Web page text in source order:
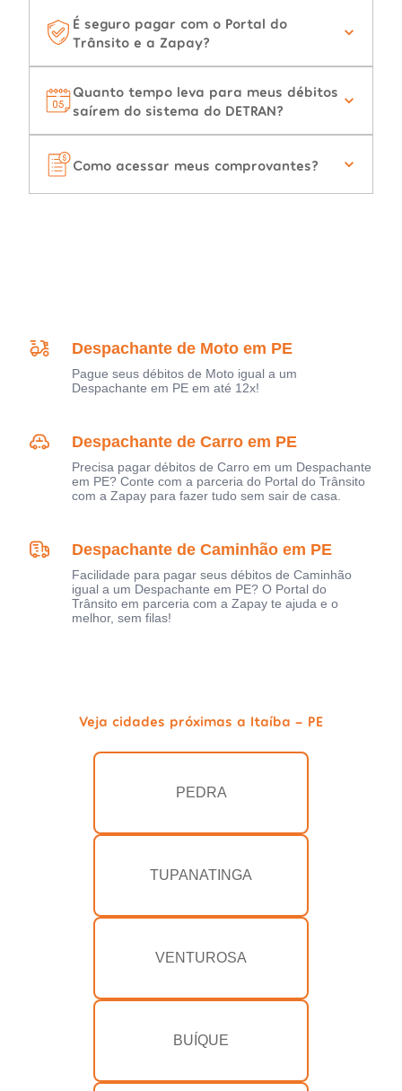
É seguro pagar com o Portal do
Trânsito e a Zapay?
Quanto tempo leva para meus débitos
saírem do sistema do DETRAN?
Como acessar meus comprovantes?
Despachante de Moto em PE
Pague seus débitos de Moto igual a um
Despachante em PE em até 12x!
Despachante de Carro em PE
Precisa pagar débitos de Carro em um Despachante
em PE? Conte com a parceria do Portal do Trânsito
com a Zapay para fazer tudo sem sair de casa.
Despachante de Caminhão em PE
Facilidade para pagar seus débitos de Caminhão
igual a um Despachante em PE? O Portal do
Trânsito em parceria com a Zapay te ajuda e o
melhor, sem filas!
Veja cidades próximas a Itaíba - PE
PEDRA
TUPANATINGA
VENTUROSA
BUÍQUE